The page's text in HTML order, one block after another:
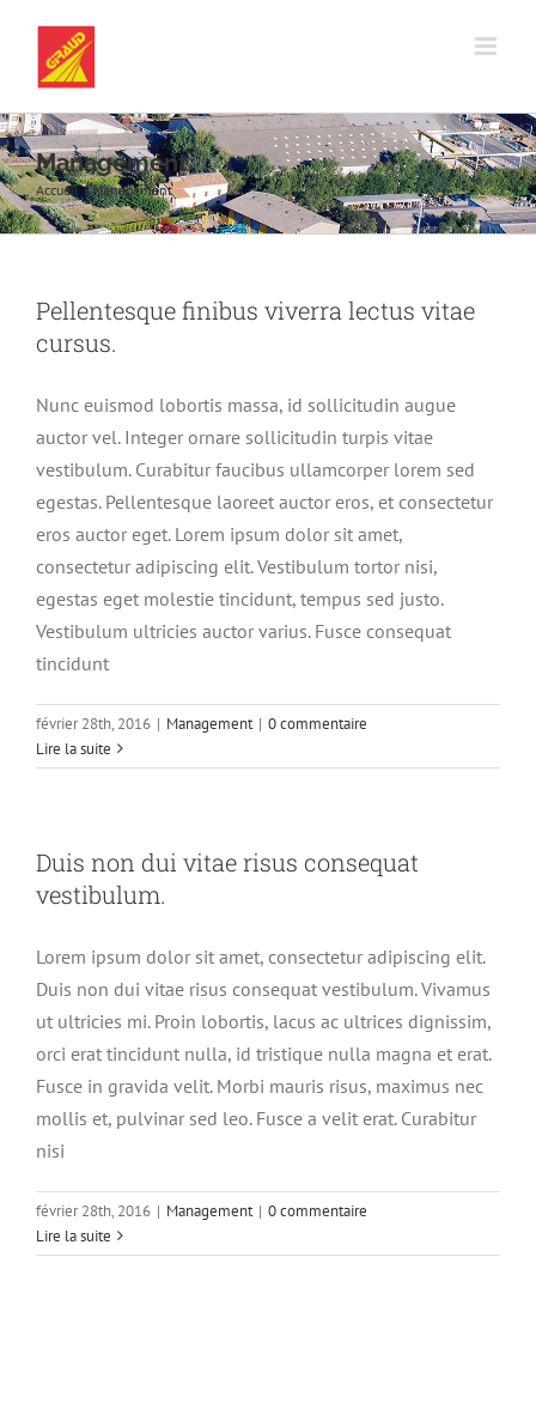
contenu
Management
Accueil Management
Pellentesque finibus viverra lectus vitae
cursus.
Nunc euismod lobortis massa, id sollicitudin augue
auctor vel. Integer ornare sollicitudin turpis vitae
vestibulum. Curabitur faucibus ullamcorper lorem sed
egestas. Pellentesque laoreet auctor eros, et consectetur
eros auctor eget. Lorem ipsum dolor sit amet,
consectetur adipiscing elit. Vestibulum tortor nisi,
egestas eget molestie tincidunt, tempus sed justo.
Vestibulum ultricies auctor varius. Fusce consequat
tincidunt
février 28th, 2016 | Management | 0 commentaire
Lire la suite
Duis non dui vitae risus consequat
vestibulum.
Lorem ipsum dolor sit amet, consectetur adipiscing elit.
Duis non dui vitae risus consequat vestibulum. Vivamus
ut ultricies mi. Proin lobortis, lacus ac ultrices dignissim,
orci erat tincidunt nulla, id tristique nulla magna et erat.
Fusce in gravida velit. Morbi mauris risus, maximus nec
mollis et, pulvinar sed leo. Fusce a velit erat. Curabitur
nisi
février 28th, 2016 | Management | 0 commentaire
Lire la suite